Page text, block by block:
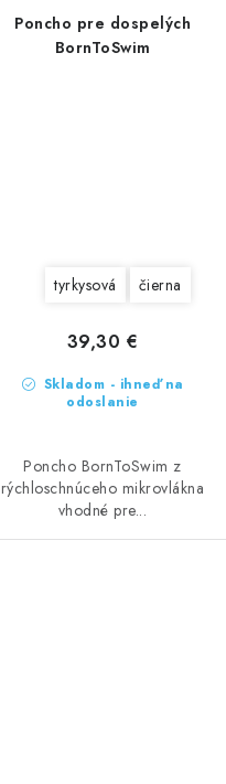
Poncho pre dospelých
BornToSwim
tyrkysová čierna
Skladom - ihneď na
odoslanie
39,30 €
Poncho BornToSwim z
rýchloschnúceho mikrovlákna
vhodné pre...